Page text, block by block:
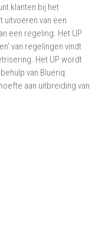
klanten bij het
uitvoeren van een
een regeling. Het UP
van regelingen vindt
Het UP wordt
van Blueriq.
aan uitbreiding van